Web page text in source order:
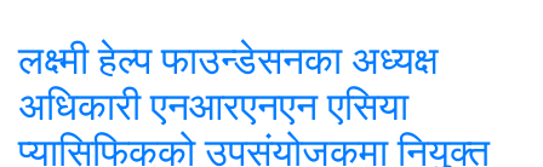
लक्ष्मी हेल्प फाउन्डेसनका अध्यक्ष
अधिकारी एनआरएनएन एसिया
प्यासिफिकको उपसंयोजकमा नियुक्त